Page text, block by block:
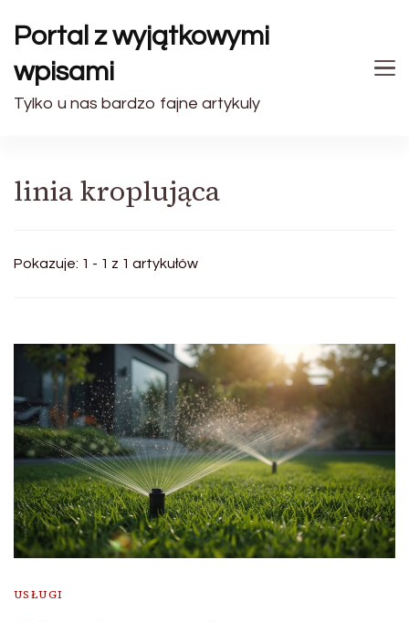
Portal z wyjątkowymi
wpisami
Tylko u nas bardzo fajne artykuly
linia kroplująca
Pokazuje: 1 - 1 z 1 artykułów
USŁUGI